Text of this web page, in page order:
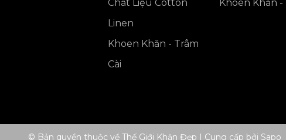
Chất Liệu Cotton
Linen
Khoen Khăn - Trâm
Cài
Khoen Khăn -
© Bản quyền thuộc về Thế Giới Khăn Đẹp | Cung cấp bởi Sapo